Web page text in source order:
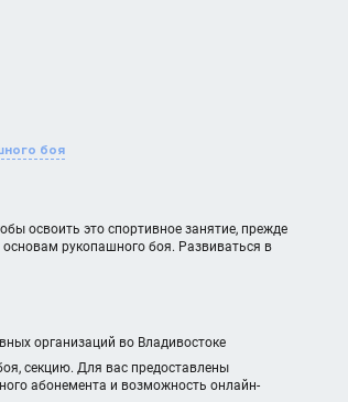
боя
освоить это спортивное занятие, прежде
рукопашного боя. Развиваться в
организаций во Владивостоке
секцию. Для вас предоставлены
абонемента и возможность онлайн-